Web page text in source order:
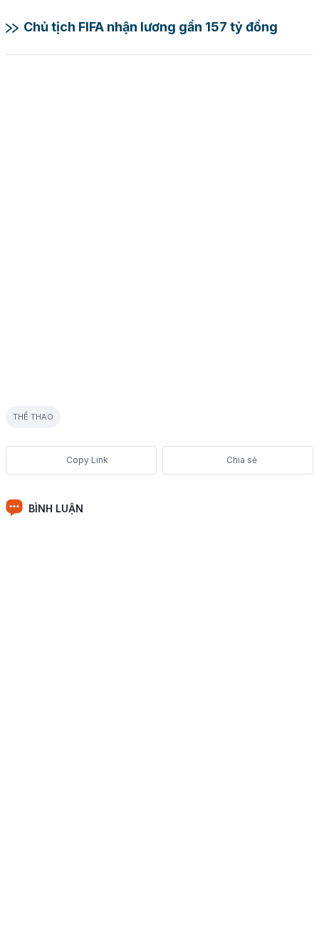
Chủ tịch FIFA nhận lương gần 157 tỷ đồng
THỂ THAO
Chia sẻ
BÌNH LUẬN